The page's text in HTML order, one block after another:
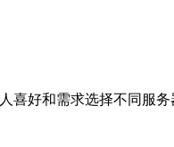
好和需求选择不同服